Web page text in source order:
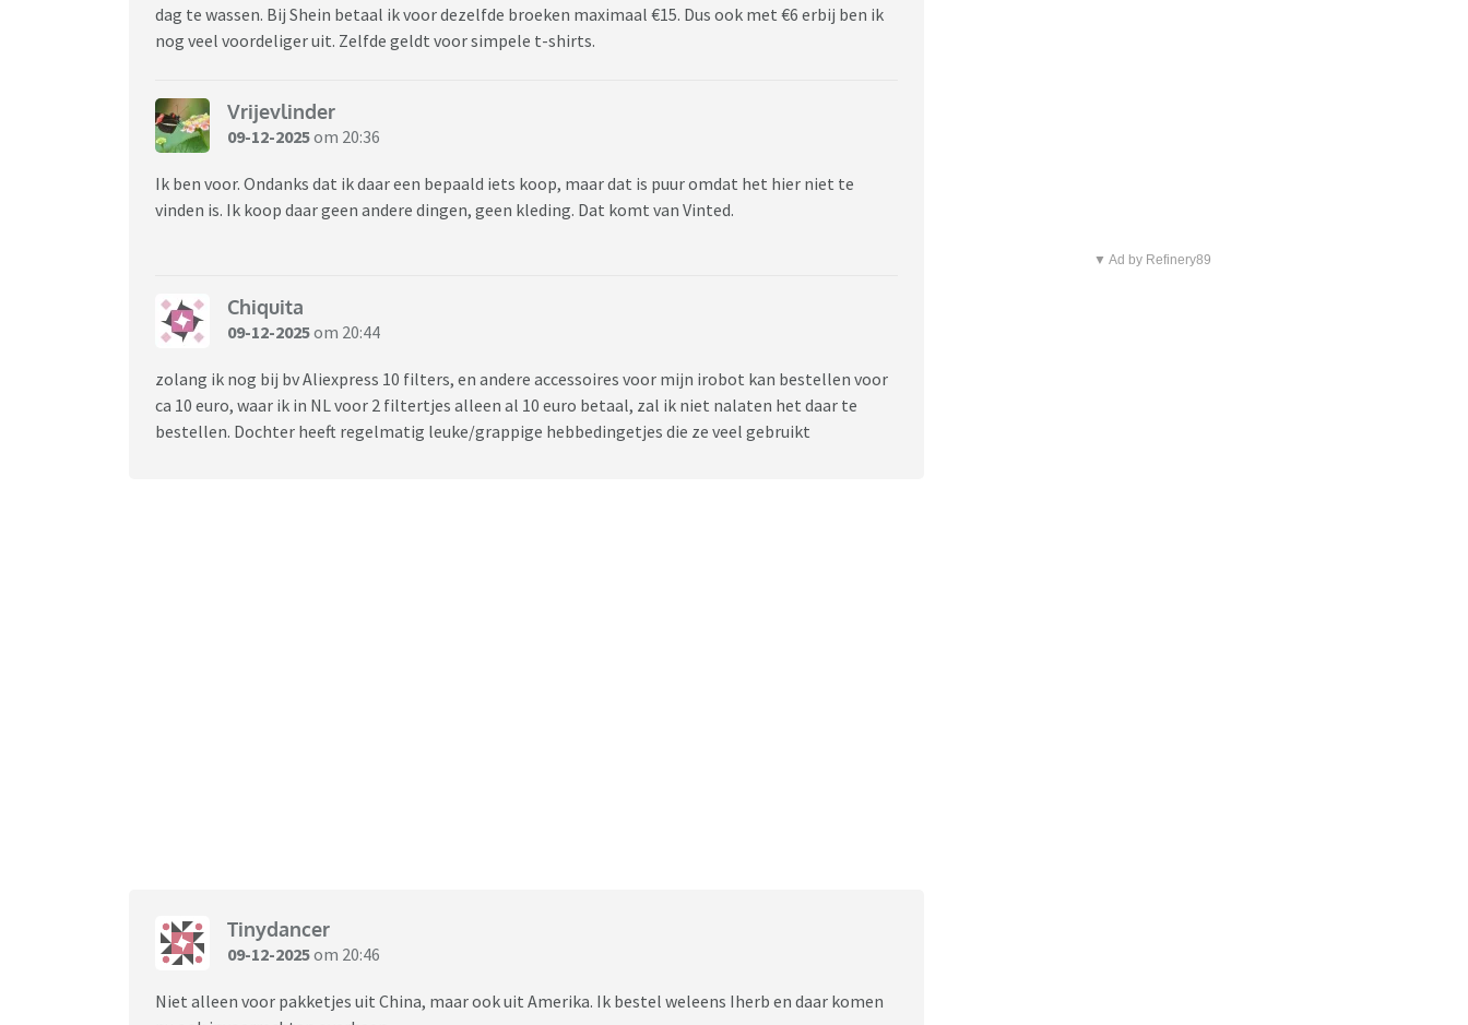
dag te wassen. Bij Shein betaal ik voor dezelfde broeken maximaal €15. Dus ook met €6 erbij ben ik
nog veel voordeliger uit. Zelfde geldt voor simpele t-shirts.
Vrijevlinder
09-12-2025om 20:36
Ik ben voor. Ondanks dat ik daar een bepaald iets koop, maar dat is puur omdat het hier niet te
vinden is. Ik koop daar geen andere dingen, geen kleding. Dat komt van Vinted.
Chiquita
09-12-2025om 20:44
zolang ik nog bij bv Aliexpress 10 filters, en andere accessoires voor mijn irobot kan bestellen voor
ca 10 euro, waar ik in NL voor 2 filtertjes alleen al 10 euro betaal, zal ik niet nalaten het daar te
bestellen. Dochter heeft regelmatig leuke/grappige hebbedingetjes die ze veel gebruikt
Tinydancer
09-12-2025om 20:46
Niet alleen voor pakketjes uit China, maar ook uit Amerika. Ik bestel weleens Iherb en daar komen
▼ Ad by Refinery89